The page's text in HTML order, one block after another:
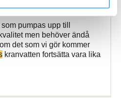
pumpas upp till
men behöver ändå
det som vi gör kommer
kranvatten fortsätta vara lika